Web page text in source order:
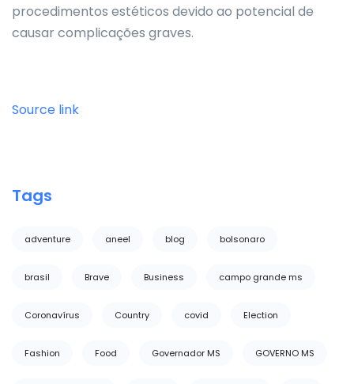
procedimentos estéticos devido ao potencial de
causar complicações graves.
Source link
Tags
adventure aneel blog bolsonaro
brasil Brave Business campo grande ms
Coronavírus Country covid Election
Fashion Food Governador MS GOVERNO MS